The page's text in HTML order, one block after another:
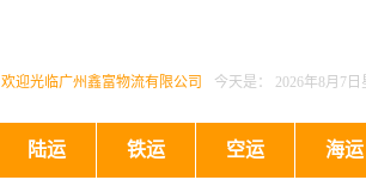
欢迎光临广州鑫富物流有限公司 今天是： 2026年8月7日
陆运 铁运 空运 海运